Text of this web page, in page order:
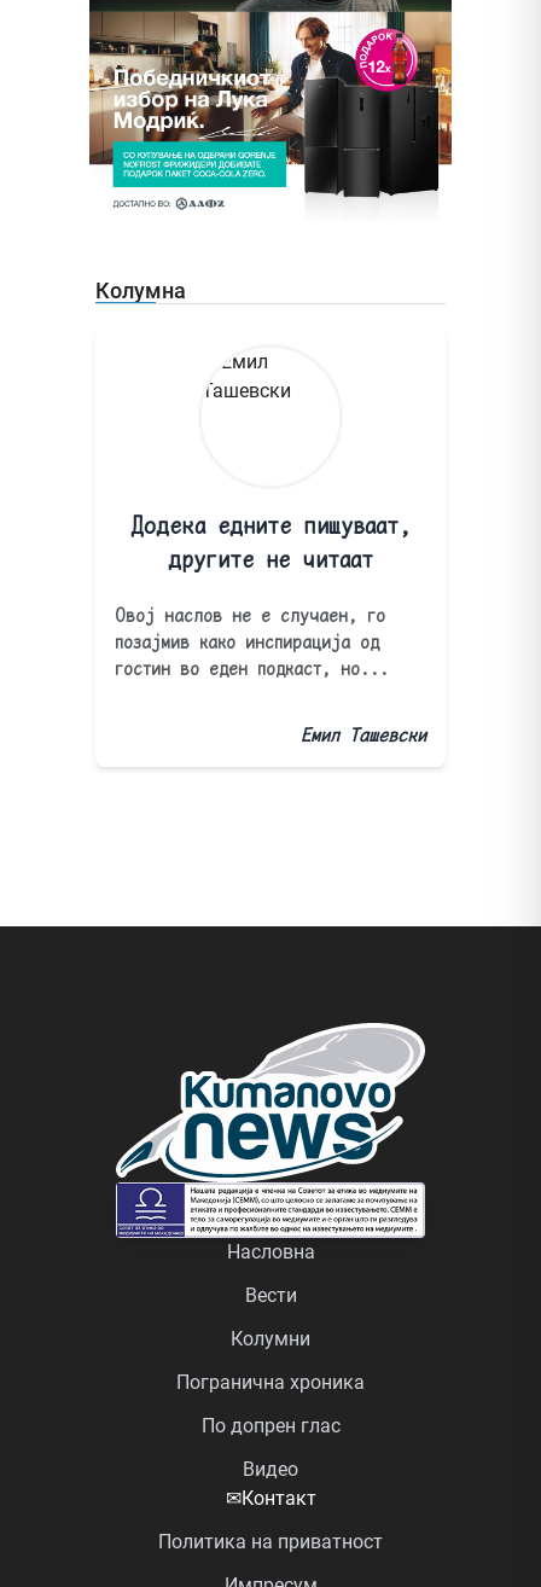
Колумна
Додека едните пишуваат,
другите не читаат
Овој наслов не е случаен, го
позајмив како инспирација од
гостин во еден подкаст, но...
Емил Ташевски
Насловна
Вести
Колумни
Погранична хроника
По допрен глас
Видео
✉Контакт
Политика на приватност